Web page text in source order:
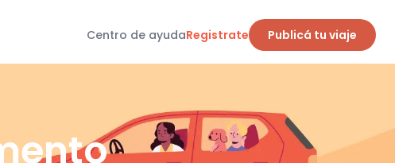
Centro de ayudaRegistrate Publicá tu viaje